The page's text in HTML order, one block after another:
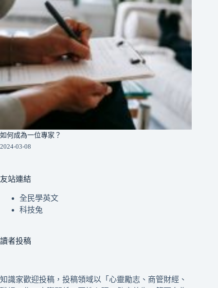
如何成為一位專家？
2024-03-08
友站連結
全民學英文
科技兔
讀者投稿
知識家歡迎投稿，投稿領域以「心靈勵志、商管財經、